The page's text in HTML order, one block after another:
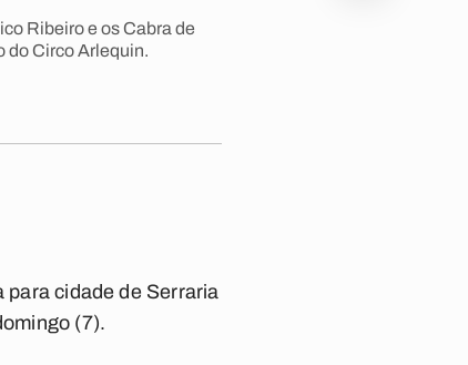
Ribeiro e os Cabra de
Circo Arlequin.
para cidade de Serraria
(7).